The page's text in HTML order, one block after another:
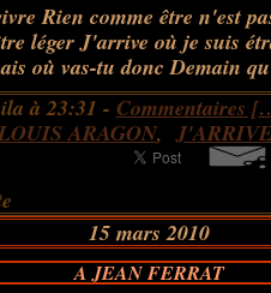
Rien comme être n'est
léger J'arrive où je suis
où vas-tu donc Demain
à 23:31 - Commentaires [
ARAGON,
15 mars 2010
A JEAN FERRAT